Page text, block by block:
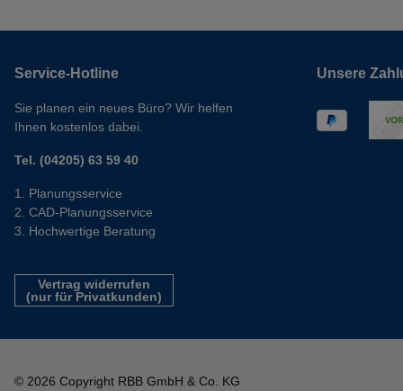
Service-Hotline
Sie planen ein neues Büro? Wir helfen
Ihnen kostenlos dabei.
Tel. (04205) 63 59 40
Planungsservice
CAD-Planungsservice
Hochwertige Beratung
Vertrag widerrufen
(nur für Privatkunden)
Unsere
© 2026 Copyright RBB GmbH & Co. KG